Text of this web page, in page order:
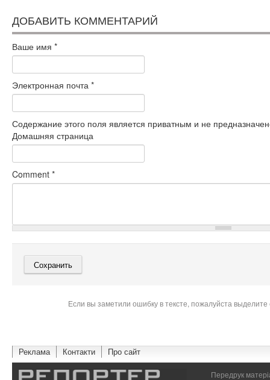
ДОБАВИТЬ КОММЕНТАРИЙ
Ваше имя *
Электронная почта *
Содержание этого поля является приватным и не
Домашняя страница
Comment *
Если вы заметили ошибку в тексте, пожалуйста
Реклама Контакти Про сайт
Передрук